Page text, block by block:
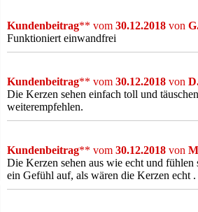
Kundenbeitrag** vom 30.12.2018 von
Funktioniert einwandfrei
Kundenbeitrag** vom 30.12.2018 von
Die Kerzen sehen einfach toll und
weiterempfehlen.
Kundenbeitrag** vom 30.12.2018 von
Die Kerzen sehen aus wie echt und
ein Gefühl auf, als wären die Kerzen echt .